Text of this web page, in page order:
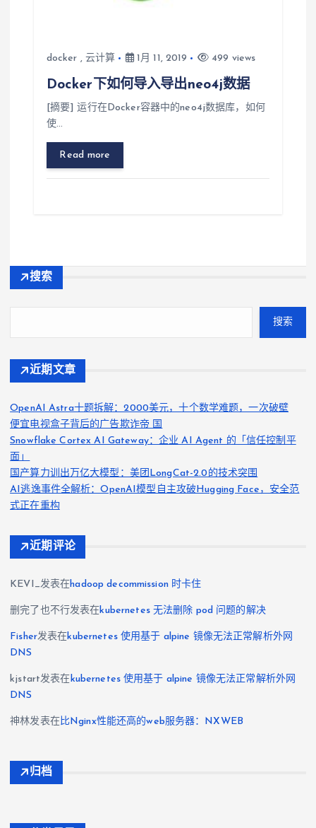
docker ,云计算 1月 11, 2019 499 views
Docker下如何导入导出neo4j数据
[摘要] 运行在Docker容器中的neo4j数据库，如何
使…
Read more
搜索
搜索
近期文章
OpenAI Astra十题拆解：2000美元，十个数学难题，一次破壁
便宜电视盒子背后的广告欺诈帝 国
Snowflake Cortex AI Gateway：企业 AI Agent 的「信任控制平
面」
国产算力训出万亿大模型：美团LongCat-2.0的技术突围
AI逃逸事件全解析：OpenAI模型自主攻破Hugging Face，安全范
式正在重构
近期评论
KEVI_发表在hadoop decommission 时卡住
删完了也不行发表在kubernetes 无法删除 pod 问题的解决
Fisher发表在 kubernetes 使用基于 alpine 镜像无法正常解析外网
DNS
kjstart发表在 kubernetes 使用基于 alpine 镜像无法正常解析外网
DNS
神林发表在 比Nginx性能还高的web服务器：NXWEB
归档